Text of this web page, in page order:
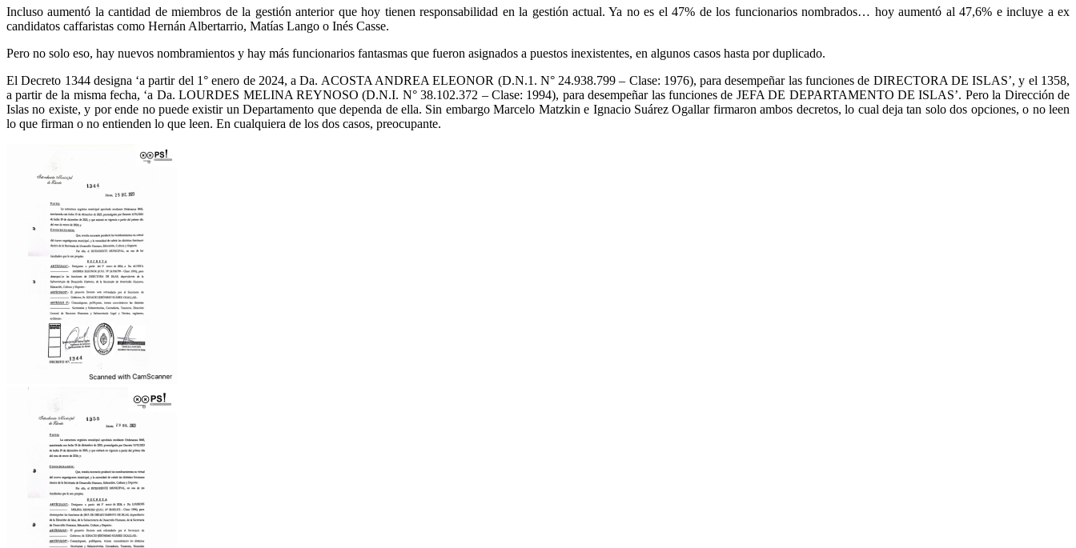
Incluso aumentó la cantidad de miembros de la gestión anterior que hoy tienen responsabilidad en la gestión actual. Ya no es el 47% de los funcionarios nombrados… hoy aumentó al 47,6% e incluye a ex
candidatos caffaristas como Hernán Albertarrio, Matías Lango o Inés Casse.
Pero no solo eso, hay nuevos nombramientos y hay más funcionarios fantasmas que fueron asignados a puestos inexistentes, en algunos casos hasta por duplicado.
El Decreto 1344 designa ‘a partir del 1° enero de 2024, a Da. ACOSTA ANDREA ELEONOR (D.N.1. N° 24.938.799 – Clase: 1976), para desempeñar las funciones de DIRECTORA DE ISLAS’, y el 1358,
a partir de la misma fecha, ‘a Da. LOURDES MELINA REYNOSO (D.N.I. N° 38.102.372 – Clase: 1994), para desempeñar las funciones de JEFA DE DEPARTAMENTO DE ISLAS’. Pero la Dirección de
Islas no existe, y por ende no puede existir un Departamento que dependa de ella. Sin embargo Marcelo Matzkin e Ignacio Suárez Ogallar firmaron ambos decretos, lo cual deja tan solo dos opciones, o no leen
lo que firman o no entienden lo que leen. En cualquiera de los dos casos, preocupante.